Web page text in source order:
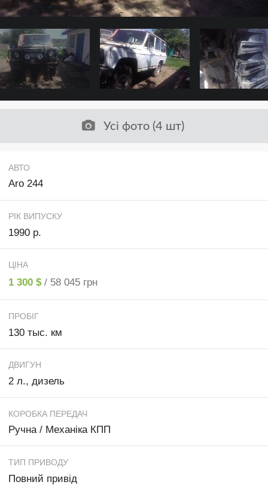
Усі фото (4 шт)
АВТО
Aro 244
РІК ВИПУСКУ
1990 р.
ЦІНА
1 300 $ / 58 045 грн
ПРОБІГ
130 тыс. км
ДВИГУН
2 л., дизель
КОРОБКА ПЕРЕДАЧ
Ручна / Механіка КПП
ТИП ПРИВОДУ
Повний привід